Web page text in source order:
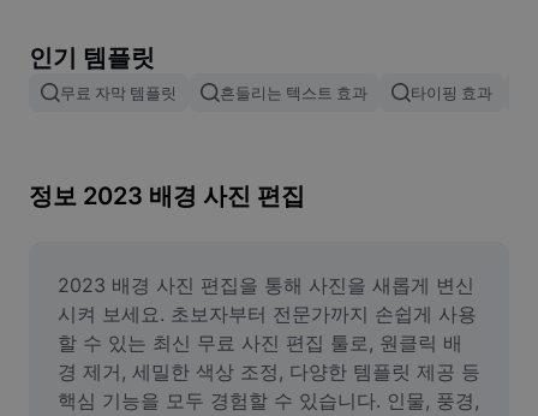
이미지 병합
이미지 비율 조정
밈 생성기
AI Text Remover
AI People Remover
인기 템플릿
무료 자막 템플릿 흔들리는 텍스트 효과 타이핑 효과
정보 2023 배경 사진 편집
2023 배경 사진 편집을 통해 사진을 새롭게 변신
시켜 보세요. 초보자부터 전문가까지 손쉽게 사용
할 수 있는 최신 무료 사진 편집 툴로, 원클릭 배
경 제거, 세밀한 색상 조정, 다양한 템플릿 제공 등
핵심 기능을 모두 경험할 수 있습니다. 인물, 풍경,